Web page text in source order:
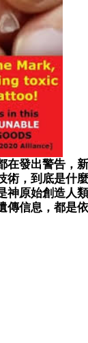
在發出警告，
術，到底是什
神原始創造人
傳信息，都是